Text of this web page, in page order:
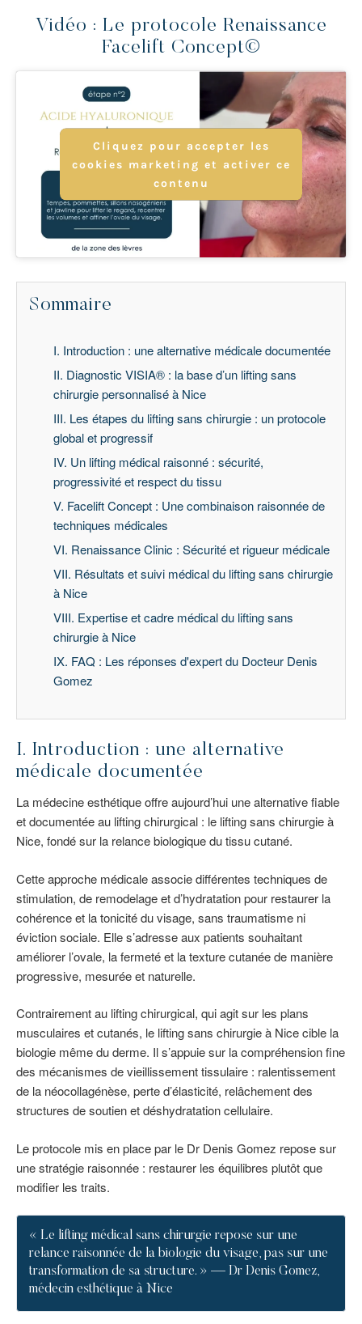
Vidéo : Le protocole Renaissance
Facelift Concept©
Cliquez pour accepter les
cookies marketing et activer ce
contenu
Sommaire
I. Introduction : une alternative médicale documentée
II. Diagnostic VISIA® : la base d’un lifting sans
chirurgie personnalisé à Nice
III. Les étapes du lifting sans chirurgie : un protocole
global et progressif
IV. Un lifting médical raisonné : sécurité,
progressivité et respect du tissu
V. Facelift Concept : Une combinaison raisonnée de
techniques médicales
VI. Renaissance Clinic : Sécurité et rigueur médicale
VII. Résultats et suivi médical du lifting sans chirurgie
à Nice
VIII. Expertise et cadre médical du lifting sans
chirurgie à Nice
IX. FAQ : Les réponses d'expert du Docteur Denis
Gomez
I. Introduction : une alternative
médicale documentée
La médecine esthétique offre aujourd’hui une alternative fiable
et documentée au lifting chirurgical : le lifting sans chirurgie à
Nice, fondé sur la relance biologique du tissu cutané.
Cette approche médicale associe différentes techniques de
stimulation, de remodelage et d’hydratation pour restaurer la
cohérence et la tonicité du visage, sans traumatisme ni
éviction sociale. Elle s’adresse aux patients souhaitant
améliorer l’ovale, la fermeté et la texture cutanée de manière
progressive, mesurée et naturelle.
Contrairement au lifting chirurgical, qui agit sur les plans
musculaires et cutanés, le lifting sans chirurgie à Nice cible la
biologie même du derme. Il s’appuie sur la compréhension fine
des mécanismes de vieillissement tissulaire : ralentissement
de la néocollagénèse, perte d’élasticité, relâchement des
structures de soutien et déshydratation cellulaire.
Le protocole mis en place par le Dr Denis Gomez repose sur
une stratégie raisonnée : restaurer les équilibres plutôt que
modifier les traits.
« Le lifting médical sans chirurgie repose sur une
relance raisonnée de la biologie du visage, pas sur une
transformation de sa structure. » — Dr Denis Gomez,
médecin esthétique à Nice